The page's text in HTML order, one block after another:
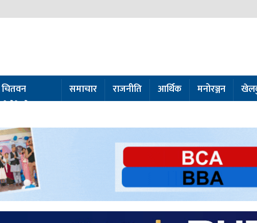
चितवन
सेरोफेरो
समाचार राजनीति आर्थिक मनोरञ्जन